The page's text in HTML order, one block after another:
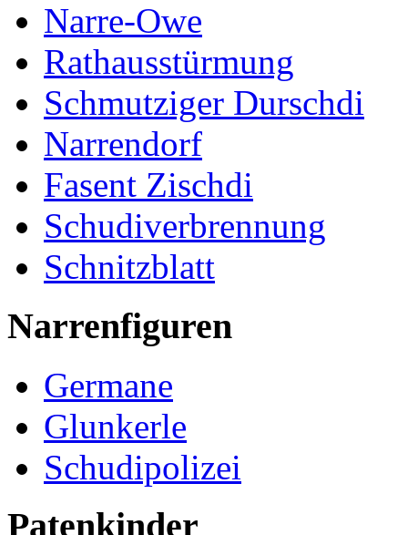
Narre-Owe
Rathausstürmung
Schmutziger Durschdi
Narrendorf
Fasent Zischdi
Schudiverbrennung
Schnitzblatt
Narrenfiguren
Germane
Glunkerle
Schudipolizei
Patenkinder